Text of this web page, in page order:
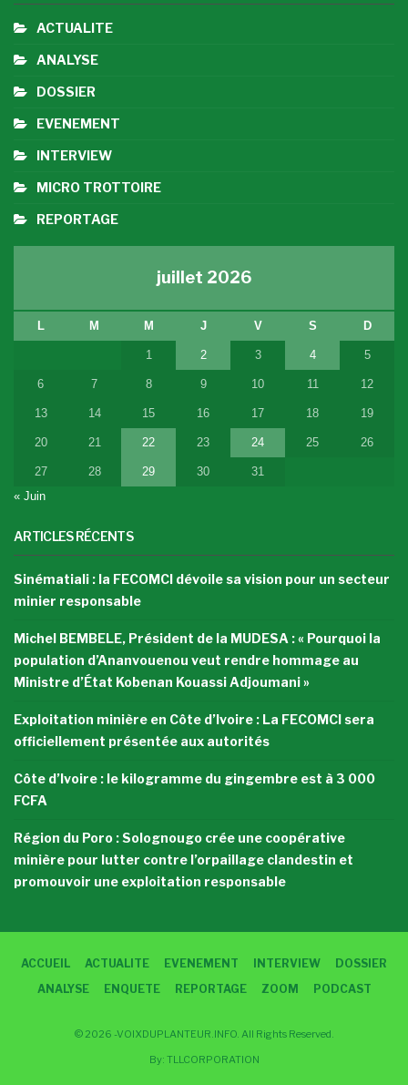
ACTUALITE
ANALYSE
DOSSIER
EVENEMENT
INTERVIEW
MICRO TROTTOIRE
REPORTAGE
juillet 2026
L M M J V S D
1 2 3 4 5
6 7 8 9 10 11 12
13 14 15 16 17 18 19
20 21 22 23 24 25 26
27 28 29 30
31
« Juin
ARTICLES RÉCENTS
Sinématiali : la FECOMCI dévoile sa vision pour un secteur
minier responsable
Michel BEMBELE, Président de la MUDESA : « Pourquoi la
population d’Ananvouenou veut rendre hommage au
Ministre d’État Kobenan Kouassi Adjoumani »
Exploitation minière en Côte d’Ivoire : La FECOMCI sera
officiellement présentée aux autorités
Côte d’Ivoire : le kilogramme du gingembre est à 3 000
FCFA
Région du Poro : Solognougo crée une coopérative
minière pour lutter contre l’orpaillage clandestin et
promouvoir une exploitation responsable
ACCUEIL ACTUALITE EVENEMENT INTERVIEW
DOSSIER
ANALYSE
ENQUETE REPORTAGE ZOOM PODCAST
© 2026 -VOIXDUPLANTEUR.INFO. All Rights Reserved.
By: TLLCORPORATION